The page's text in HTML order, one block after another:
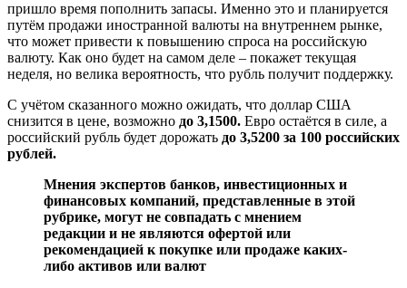
пришло время пополнить запасы. Именно это и планируется
путём продажи иностранной валюты на внутреннем рынке,
что может привести к повышению спроса на российскую
валюту. Как оно будет на самом деле – покажет текущая
неделя, но велика вероятность, что рубль получит поддержку.
С учётом сказанного можно ожидать, что доллар США
снизится в цене, возможно до 3,1500. Евро остаётся в силе, а
российский рубль будет дорожать до 3,5200 за 100 российских
рублей.
Мнения экспертов банков, инвестиционных и
финансовых компаний, представленные в этой
рубрике, могут не совпадать с мнением
редакции и не являются офертой или
рекомендацией к покупке или продаже каких-
либо активов или валют